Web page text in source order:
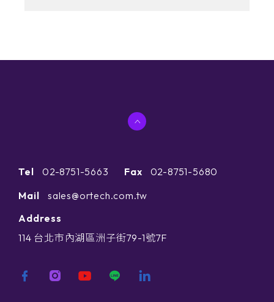
Tel 02-8751-5663 Fax
02-8751-5680
Mail
sales@ortech.com.tw
Address
114 台北市內湖區洲子街79-1號7F